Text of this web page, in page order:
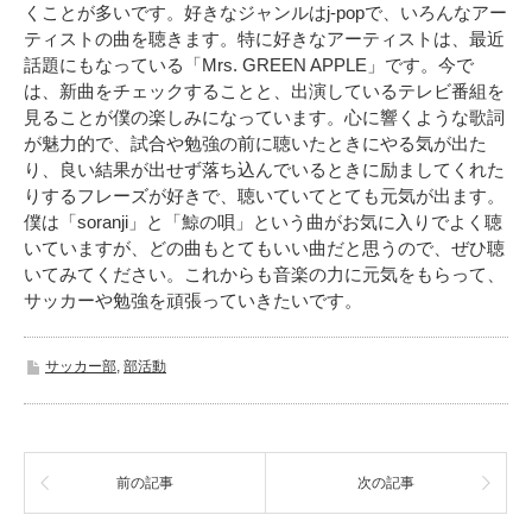
くことが多いです。好きなジャンルはj-popで、いろんなアー
ティストの曲を聴きます。特に好きなアーティストは、最近
話題にもなっている「Mrs. GREEN APPLE」です。今で
は、新曲をチェックすることと、出演しているテレビ番組を
見ることが僕の楽しみになっています。心に響くような歌詞
が魅力的で、試合や勉強の前に聴いたときにやる気が出た
り、良い結果が出せず落ち込んでいるときに励ましてくれた
りするフレーズが好きで、聴いていてとても元気が出ます。
僕は「soranji」と「鯨の唄」という曲がお気に入りでよく聴
いていますが、どの曲もとてもいい曲だと思うので、ぜひ聴
いてみてください。これからも音楽の力に元気をもらって、
サッカーや勉強を頑張っていきたいです。
サッカー部, 部活動
前の記事 次の記事